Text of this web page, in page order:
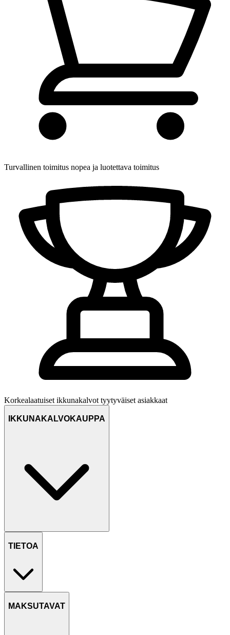
Turvallinen toimitus nopea ja luotettava toimitus
Korkealaatuiset ikkunakalvot tyytyväiset asiakkaat
IKKUNAKALVOKAUPPA
TIETOA
MAKSUTAVAT